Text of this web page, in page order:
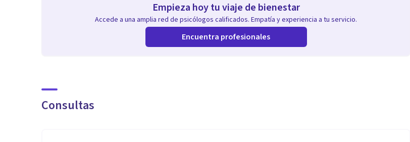
Empieza hoy tu viaje de bienestar
Accede a una amplia red de psicólogos calificados. Empatía y experiencia a tu servicio.
Encuentra profesionales
Consultas